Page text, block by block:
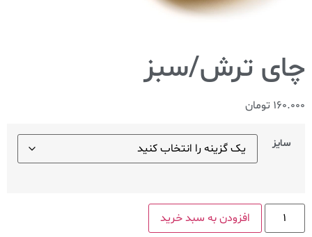
چای ترش/سبز
160.000 تومان
سایز
افزودن به سبد خرید